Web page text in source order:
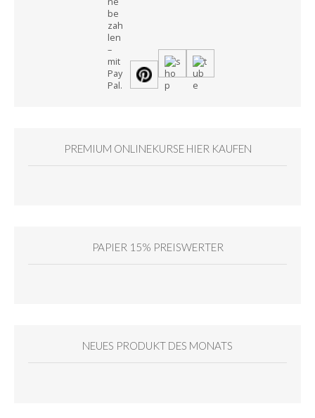
PREMIUM ONLINEKURSE HIER KAUFEN
PAPIER 15% PREISWERTER
NEUES PRODUKT DES MONATS